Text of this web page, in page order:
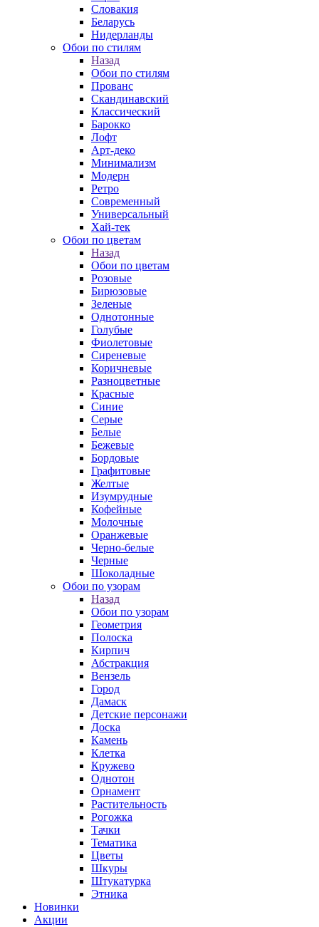
Словакия
Беларусь
Нидерланды
Обои по стилям
Назад
Обои по стилям
Прованс
Скандинавский
Классический
Барокко
Лофт
Арт-деко
Минимализм
Модерн
Ретро
Современный
Универсальный
Хай-тек
Обои по цветам
Назад
Обои по цветам
Розовые
Бирюзовые
Зеленые
Однотонные
Голубые
Фиолетовые
Сиреневые
Коричневые
Разноцветные
Красные
Синие
Серые
Белые
Бежевые
Бордовые
Графитовые
Желтые
Изумрудные
Кофейные
Молочные
Оранжевые
Черно-белые
Черные
Шоколадные
Обои по узорам
Назад
Обои по узорам
Геометрия
Полоска
Кирпич
Абстракция
Вензель
Город
Дамаск
Детские персонажи
Доска
Камень
Клетка
Кружево
Однотон
Орнамент
Растительность
Рогожка
Тачки
Тематика
Цветы
Шкуры
Штукатурка
Этника
Новинки
Акции